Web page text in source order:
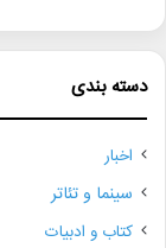
دسته بندی
اخبار
سینما و تئاتر
کتاب و ادبیات